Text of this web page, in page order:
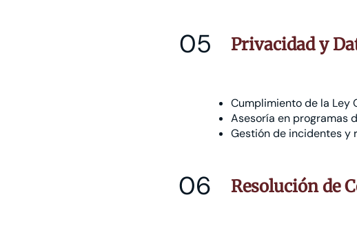
05 Privacidad y
Cumplimiento de la Ley
Asesoría en programas
Gestión de incidentes y
06 Resolución de